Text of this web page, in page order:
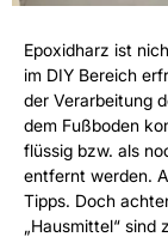
Epoxidharz ist
im DIY Bereich
der Verarbeitung
dem Fußboden
flüssig bzw. als
entfernt werden.
Tipps. Doch
„Hausmittel“ sind